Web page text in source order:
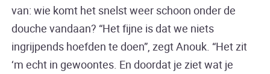
van: wie komt het snelst weer schoon onder de
douche vandaan? “Het fijne is dat we niets
ingrijpends hoefden te doen”, zegt Anouk. “Het zit
‘m echt in gewoontes. En doordat je ziet wat je